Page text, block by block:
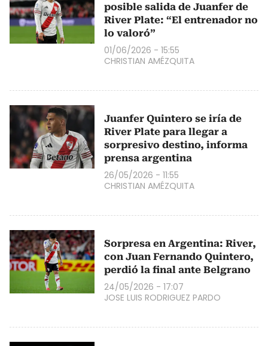
posible salida de Juanfer de
River Plate: “El entrenador no
lo valoró”
01/06/2026 - 15:55
CHRISTIAN AMÉZQUITA
Juanfer Quintero se iría de
River Plate para llegar a
sorpresivo destino, informa
prensa argentina
26/05/2026 - 11:55
CHRISTIAN AMÉZQUITA
Sorpresa en Argentina: River,
con Juan Fernando Quintero,
perdió la final ante Belgrano
24/05/2026 - 17:07
JOSE LUIS RODRIGUEZ PARDO